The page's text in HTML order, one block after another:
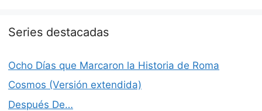
Series destacadas
Ocho Días que Marcaron la Historia de Roma
Cosmos (Versión extendida)
Después De…